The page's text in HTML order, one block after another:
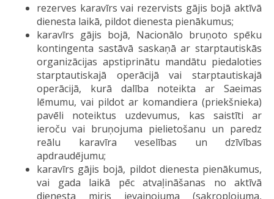
rezerves karavīrs vai rezervists gājis bojā aktīvā
dienesta laikā, pildot dienesta pienākumus;
karavīrs gājis bojā, Nacionālo bruņoto spēku
kontingenta sastāvā saskaņā ar starptautiskās
organizācijas apstiprinātu mandātu piedaloties
starptautiskajā operācijā vai starptautiskajā
operācijā, kurā dalība noteikta ar Saeimas
lēmumu, vai pildot ar komandiera (priekšnieka)
pavēli noteiktus uzdevumus, kas saistīti ar
ieroču vai bruņojuma pielietošanu un paredz
reālu karavīra veselības un dzīvības
apdraudējumu;
karavīrs gājis bojā, pildot dienesta pienākumus,
vai gada laikā pēc atvaļināšanas no aktīvā
dienesta miris ievainojuma (sakropļojuma,